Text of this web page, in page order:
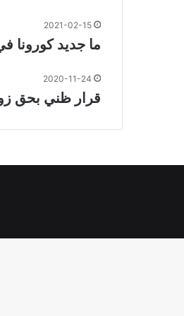
2021-02-15
ما جديد
2020-11-24
قرار ظني بحق زوج